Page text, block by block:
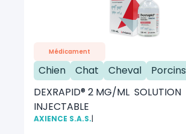
Médicament
Chien Chat Cheval Porcins
DEXRAPID® 2 MG/ML SOLUTION
INJECTABLE
AXIENCE S.A.S.|